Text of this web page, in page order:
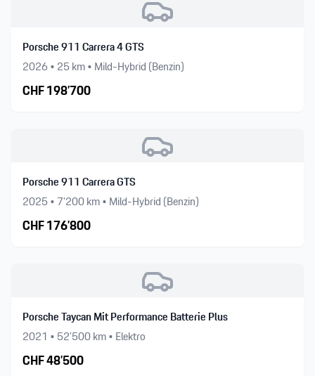
Porsche 911 Carrera 4 GTS
2026• 25km • Mild-Hybrid (Benzin)
CHF198’700
Porsche 911 Carrera GTS
2025• 7’200km • Mild-Hybrid (Benzin)
CHF176’800
Porsche Taycan Mit Performance Batterie Plus
2021 • 52’500km • Elektro
CHF48’500